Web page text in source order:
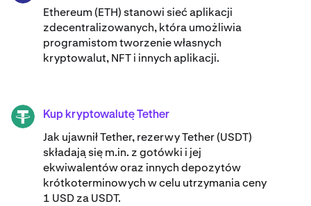
Ethereum (ETH) stanowi sieć aplikacji
zdecentralizowanych, która umożliwia
programistom tworzenie własnych
kryptowalut, NFT i innych aplikacji.
USDT Kup kryptowalutę Tether
Jak ujawnił Tether, rezerwy Tether (USDT)
składają się m.in. z gotówki i jej
ekwiwalentów oraz innych depozytów
krótkoterminowych w celu utrzymania ceny
1 USD za USDT.